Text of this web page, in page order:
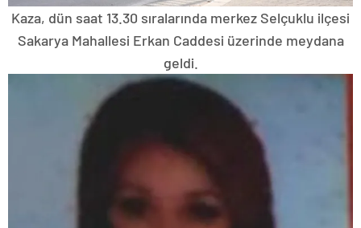
Kaza, dün saat 13.30 sıralarında merkez Selçuklu ilçesi
Sakarya Mahallesi Erkan Caddesi üzerinde meydana
geldi.